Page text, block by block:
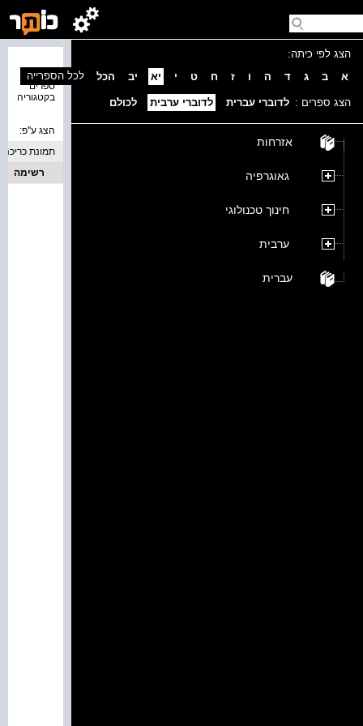
הצג לפי כיתה:
א
ב ג ד ה ו ז ח ט י יא יב הכל
הצג ספרים : לדוברי עברית לדוברי ערבית לכולם
אזרחות
גאוגרפיה
חינוך טכנולוגי
ערבית
עברית
ספרים
בקטגוריה
לכל הספרייה
הצג ע''פ:
תמונת כריכה
רשימה